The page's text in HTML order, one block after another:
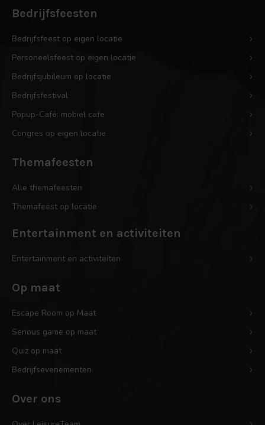
Bedrijfsfeesten
Bedrijfsfeest op eigen locatie
Personeelsfeest op eigen locatie
Bedrijfsjubileum op locatie
Bedrijfsfestival
Popup-Café: mobiel cafe
Congres op eigen locatie
Themafeesten
Alle themafeesten
Themafeest op locatie
Entertainment en activiteiten
Entertainment en activiteiten
Op maat
Escape Room op Maat
Serious game op maat
Quiz op maat
Bedrijfsevenementen
Over ons